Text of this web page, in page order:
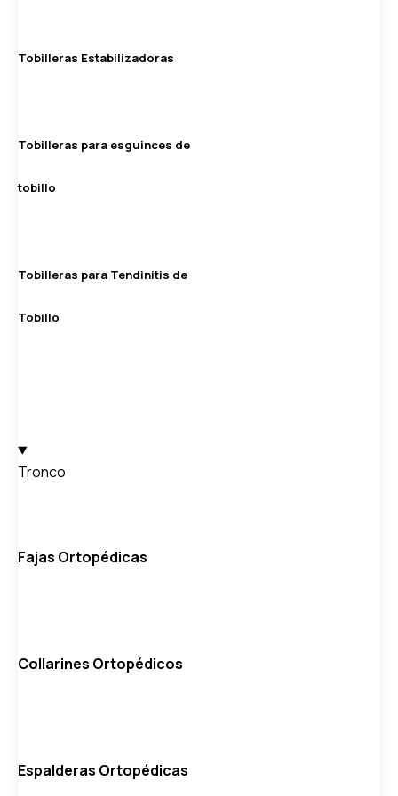
Tobilleras Estabilizadoras
Tobilleras para esguinces de
tobillo
Tobilleras para Tendinitis de
Tobillo
Tronco
Fajas Ortopédicas
Collarines Ortopédicos
Espalderas Ortopédicas